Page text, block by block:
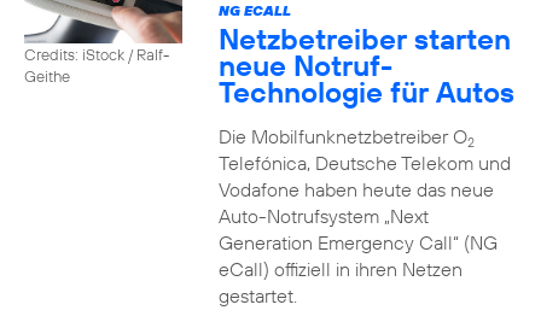
Credits: iStock / Ralf-
Geithe
NG ECALL
Netzbetreiber starten
neue Notruf-
Technologie für Autos
Die Mobilfunknetzbetreiber O2
Telefónica, Deutsche Telekom und
Vodafone haben heute das neue
Auto-Notrufsystem „Next
Generation Emergency Call“ (NG
eCall) offiziell in ihren Netzen
gestartet.